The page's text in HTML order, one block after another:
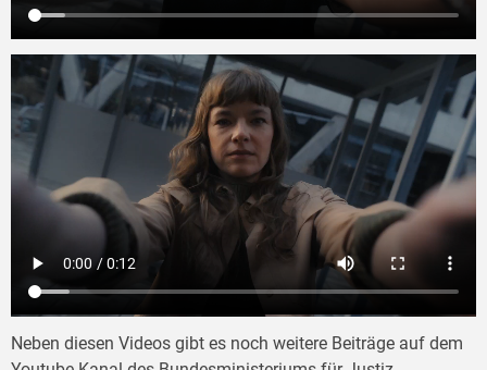
Neben diesen Videos gibt es noch weitere Beiträge auf dem